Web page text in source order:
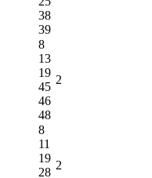
38
39
8
13
19
45
46
48
2
8
11
19
28
2